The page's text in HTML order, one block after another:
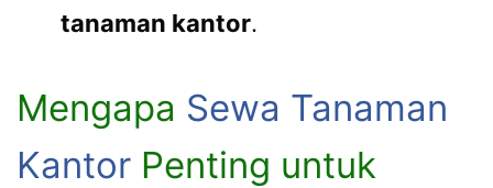
tanaman kantor.
Mengapa Sewa Tanaman
Kantor Penting untuk